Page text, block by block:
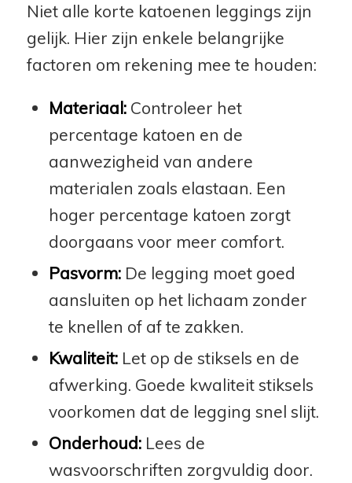
Niet alle korte katoenen leggings zijn
gelijk. Hier zijn enkele belangrijke
factoren om rekening mee te houden:
Materiaal:Controleer het
percentage katoen en de
aanwezigheid van andere
materialen zoals elastaan. Een
hoger percentage katoen zorgt
doorgaans voor meer comfort.
Pasvorm:De legging moet goed
aansluiten op het lichaam zonder
te knellen of af te zakken.
Kwaliteit:Let op de stiksels en de
afwerking. Goede kwaliteit stiksels
voorkomen dat de legging snel slijt.
Onderhoud:Lees de
wasvoorschriften zorgvuldig door.